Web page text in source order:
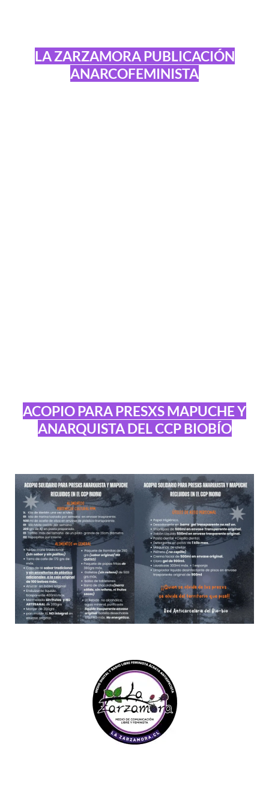
LA ZARZAMORA PUBLICACIÓN
ANARCOFEMINISTA
ACOPIO PARA PRESXS MAPUCHE Y
ANARQUISTA DEL CCP BIOBÍO